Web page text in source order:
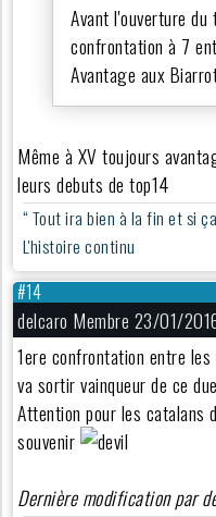
Avant l'ouverture du
confrontation à 7
Avantage aux
Même à XV toujours
leurs debuts de top14
“ Tout ira bien à la fin et si
L'histoire continu
#14
delcaro Membre 23/01/
1ere confrontation entre
va sortir vainqueur de ce
Attention pour les catalans
souvenir
Dernière modification par